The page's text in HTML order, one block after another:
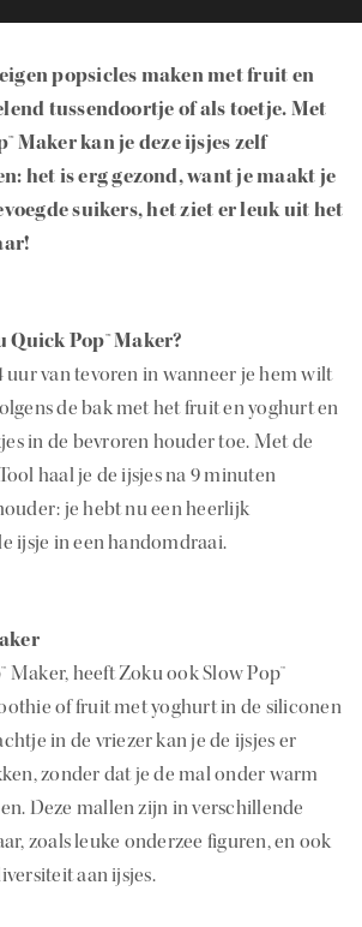
popsicles maken met fruit en
tussendoortje of als toetje. Met
Maker kan je deze ijsjes zelf
het is erg gezond, want je maakt je
suikers, het ziet er leuk uit het
Pop™ Maker?
uur van tevoren in wanneer je hem wilt
de bak met het fruit en yoghurt en
in de bevroren houder toe. Met de
haal je de ijsjes na 9 minuten
je hebt nu een heerlijk
ijsje in een handomdraai.
Maker, heeft Zoku ook Slow Pop™
of fruit met yoghurt in de siliconen
in de vriezer kan je de ijsjes er
zonder dat je de mal onder warm
Deze mallen zijn in verschillende
zoals leuke onderzee figuren, en ook
aan ijsjes.